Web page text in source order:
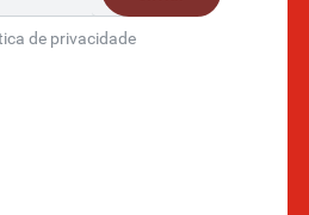
de privacidade